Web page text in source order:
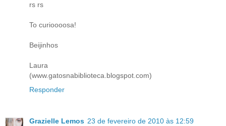
rs rs
To curioooosa!
Beijinhos
Laura
(www.gatosnabiblioteca.blogspot.com)
Responder
Grazielle Lemos 23 de fevereiro de 2010 às 12:59